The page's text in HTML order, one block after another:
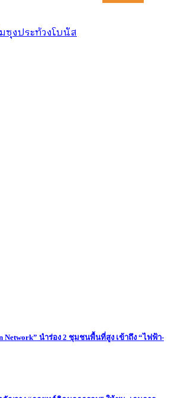
ซุงประท้วงโบนัส
Network” นำร่อง 2 ชุมชนพื้นที่สูง เข้าถึง “ไฟฟ้า-